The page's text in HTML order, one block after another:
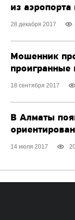
из
28 декабря 2017
Мошенник
проигранные
18 сентября 2017
В Алматы
14 июля 2017